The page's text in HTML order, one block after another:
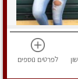
לפרטים נוספים